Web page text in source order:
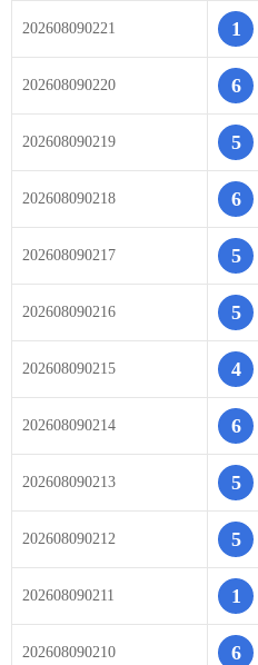
202608090221 1
202608090220 6
202608090219 5
202608090218 6
202608090217 5
202608090216 5
202608090215 4
202608090214 6
202608090213 5
202608090212 5
202608090211 1
202608090210 6